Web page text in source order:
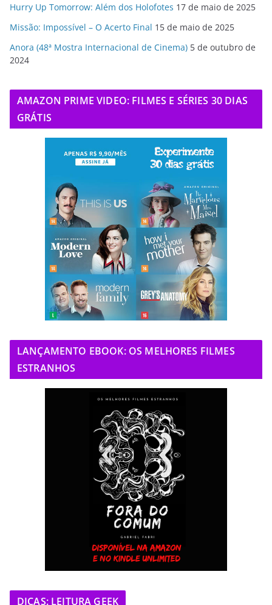
Hurry Up Tomorrow: Além dos Holofotes 17 de maio de 2025
Missão: Impossível – O Acerto Final 15 de maio de 2025
Anora (48ª Mostra Internacional de Cinema) 5 de outubro de
2024
AMAZON PRIME VIDEO: FILMES E SÉRIES 30 DIAS
GRÁTIS
LANÇAMENTO EBOOK: OS MELHORES FILMES
ESTRANHOS
DICAS: LEITURA GEEK